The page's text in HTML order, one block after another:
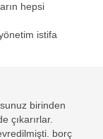
hepsi
istifa
birinden
çıkarırlar.
borç